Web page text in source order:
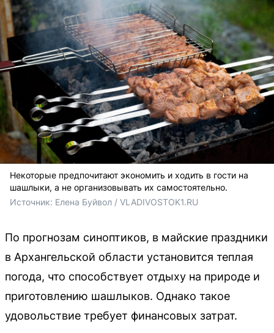
Некоторые предпочитают экономить и ходить в гости на
шашлыки, а не организовывать их самостоятельно.
Источник: Елена Буйвол / VLADIVOSTOK1.RU
По прогнозам синоптиков, в майские праздники
в Архангельской области установится теплая
погода, что способствует отдыху на природе и
приготовлению шашлыков. Однако такое
удовольствие требует финансовых затрат.